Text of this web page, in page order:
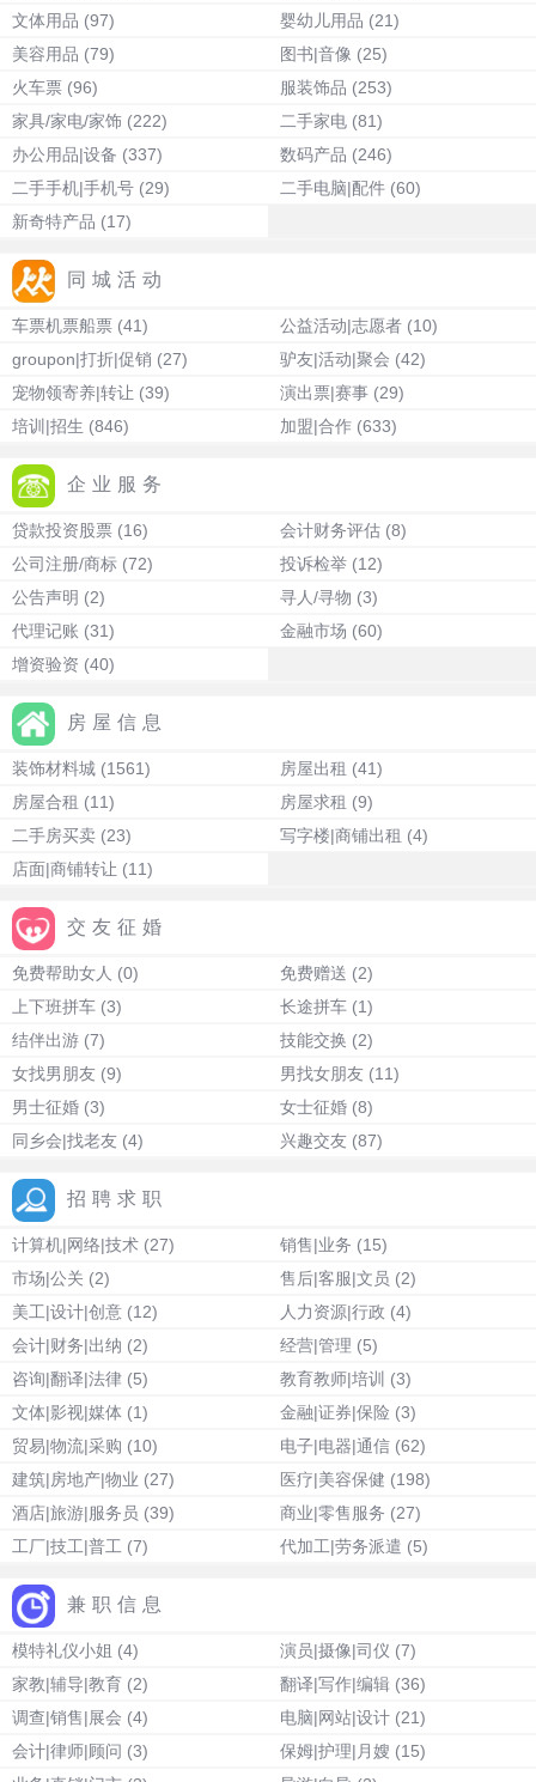
文体用品 (97) 婴幼儿用品 (21)
美容用品 (79) 图书|音像 (25)
火车票 (96) 服装饰品 (253)
家具/家电/家饰 (222) 二手家电 (81)
办公用品|设备 (337) 数码产品 (246)
二手手机|手机号 (29) 二手电脑|配件 (60)
新奇特产品 (17)
同城活动
车票机票船票 (41) 公益活动|志愿者 (10)
groupon|打折|促销 (27) 驴友|活动|聚会 (42)
宠物领寄养|转让 (39) 演出票|赛事 (29)
培训|招生 (846) 加盟|合作 (633)
企业服务
贷款投资股票 (16) 会计财务评估 (8)
公司注册/商标 (72) 投诉检举 (12)
公告声明 (2) 寻人/寻物 (3)
代理记账 (31) 金融市场 (60)
增资验资 (40)
房屋信息
装饰材料城 (1561) 房屋出租 (41)
房屋合租 (11) 房屋求租 (9)
二手房买卖 (23) 写字楼|商铺出租 (4)
店面|商铺转让 (11)
交友征婚
免费帮助女人 (0) 免费赠送 (2)
上下班拼车 (3) 长途拼车 (1)
结伴出游 (7) 技能交换 (2)
女找男朋友 (9) 男找女朋友 (11)
男士征婚 (3) 女士征婚 (8)
同乡会|找老友 (4) 兴趣交友 (87)
招聘求职
计算机|网络|技术 (27) 销售|业务 (15)
市场|公关 (2) 售后|客服|文员 (2)
美工|设计|创意 (12) 人力资源|行政 (4)
会计|财务|出纳 (2) 经营|管理 (5)
咨询|翻译|法律 (5) 教育教师|培训 (3)
文体|影视|媒体 (1) 金融|证券|保险 (3)
贸易|物流|采购 (10) 电子|电器|通信 (62)
建筑|房地产|物业 (27) 医疗|美容保健 (198)
酒店|旅游|服务员 (39) 商业|零售服务 (27)
工厂|技工|普工 (7) 代加工|劳务派遣 (5)
兼职信息
模特礼仪小姐 (4) 演员|摄像|司仪 (7)
家教|辅导|教育 (2) 翻译|写作|编辑 (36)
调查|销售|展会 (4) 电脑|网站|设计 (21)
会计|律师|顾问 (3) 保姆|护理|月嫂 (15)